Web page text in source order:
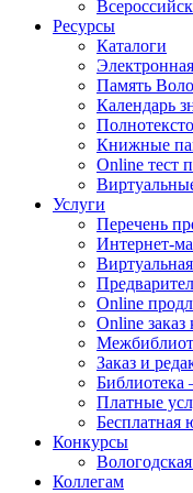
Ресурсы
Каталоги
Память
Календарь
Книжные
Online тест
Услуги
Перечень
Интернет-
Online
Online
Заказ и
Библиотека
Платные
Бесплатная
Конкурсы
Коллегам